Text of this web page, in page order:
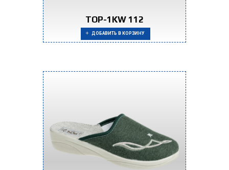
TOP-1KW 112
ДОБАВИТЬ В КОРЗИНУ